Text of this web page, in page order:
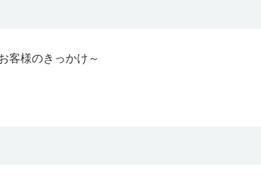
客様のきっかけ～